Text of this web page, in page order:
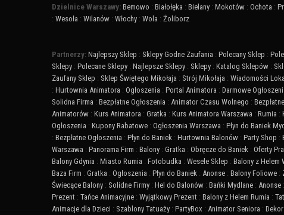
Dzielnice Warszawy: Bemowo : Białołęka : Bielany : Mokotów : Ochota :
: Wesoła : Wilanów : Włochy : Wola : Żoliborz
Partnerzy: Najlepszy Sklep : Sklepy Godne Zaufania : Polecany Sklep :
Sklepy : Polecane Sklepy : Najlepsze Sklepy : Sklepy : Katalog Sklepów :
Zaufany Sklep : Sklep Świętego Mikołaja : Strój Mikołaja : Wiadomości
: Hurtownia Animatora : Ogłoszenia : Portal Animatora : Darmowe
Solidna Firma : Bezpłatne Ogłoszenia : Animator Czasu Wolnego :
Animatorów : Kurs Animatora : Gratka : Kurs Animatora Warszawa : Rumia :
Ogłoszenia : Kupony Rabatowe : Ogłoszenia Warszawa : Płyn do Baniek
: Bezpłatne Ogłoszenia : Płyn do Baniek : Hurtownia Balonów : Party Shop :
Warszawa : Panorama Firm : Balony : Gratka : Obręcze do Baniek : Oferty
Balony Gdynia : Miasto Rumia : Fotobudka : Wesele Sklep : Balony z Helem
Baza Firm : Gratka : Ogłoszenia : Płyn do Baniek : Anonse : Balony Foliowe :
Świecące Balony : Solidne Firmy : Hel do Balonów : Bańki Mydlane : Anonse :
Prezent : Tańce Animacyjne : Wyjątkowy Prezent : Balony z Helem Rumia :
Animacje dla Dzieci : Szablony Tatuaży : PartyBox : Animator Seniora :